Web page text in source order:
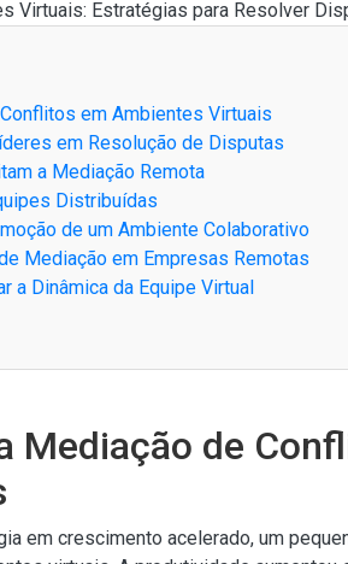
em Ambientes Virtuais
em Resolução de Disputas
a Mediação Remota
Distribuídas
de um Ambiente Colaborativo
Mediação em Empresas Remotas
a Dinâmica da Equipe Virtual
Mediação de
em crescimento acelerado, um